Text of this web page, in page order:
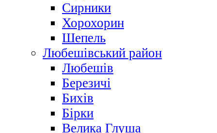
Сирники
Хорохорин
Шепель
Любешівський район
Любешів
Березичі
Бихів
Бірки
Велика Глуша